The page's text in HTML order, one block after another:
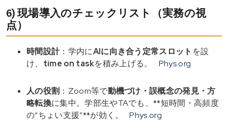
6) 現場導入のチェックリスト（実務の視
点）
時間設計：学内にAIに向き合う定常スロット を設
け、 time on taskを積み上げる。 Phys.org
人の役割 ：Zoom等で動機づけ・誤概念の発見・方
略転換に集中。学部生やTAでも、**短時間・高頻度
の“ちょい支援”**が効く。
Phys.org